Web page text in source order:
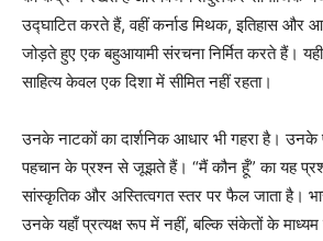
उद्घाटित करते हैं, वहीं कर्नाड मिथक, इतिहास और
जोड़ते हुए एक बहुआयामी संरचना निर्मित करते हैं।
साहित्य केवल एक दिशा में सीमित नहीं रहता।
उनके नाटकों का दार्शनिक आधार भी गहरा है। उनके
पहचान के प्रश्न से जूझते हैं। “मैं कौन हूँ” का यह
सांस्कृतिक और अस्तित्वगत स्तर पर फैल जाता है।
उनके यहाँ प्रत्यक्ष रूप में नहीं, बल्कि संकेतों के माध्यम